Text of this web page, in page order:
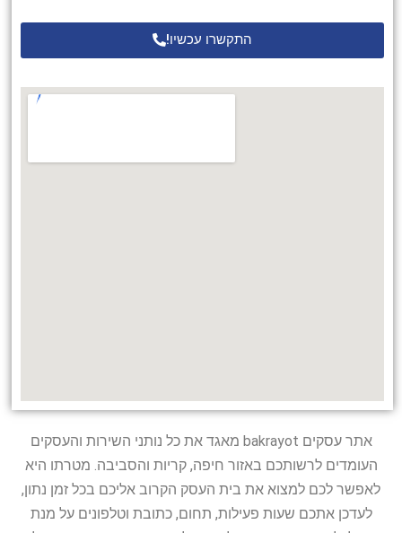
התקשרו עכשיו!
אתר עסקים bakrayot מאגד את כל נותני השירות והעסקים
העומדים לרשותכם באזור חיפה, קריות והסביבה. מטרתו היא
לאפשר לכם למצוא את בית העסק הקרוב אליכם בכל זמן נתון,
לעדכן אתכם שעות פעילות, תחום, כתובת וטלפונים על מנת